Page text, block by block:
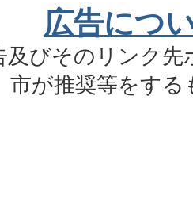
広告につ
びそのリンク先
市が推奨等をす